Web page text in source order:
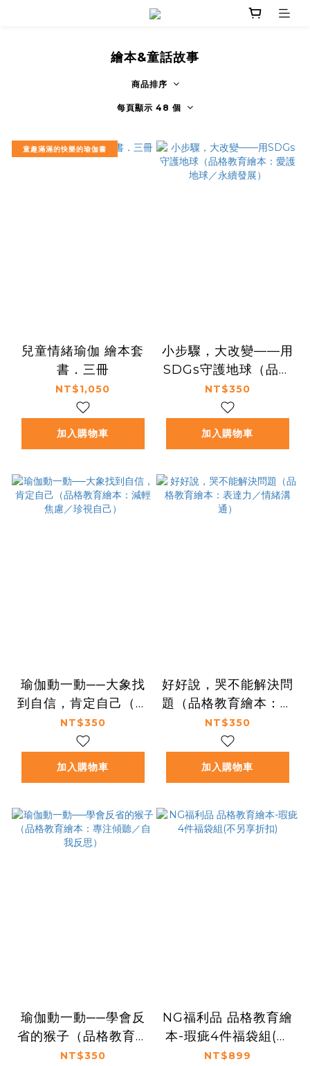
繪本&童話故事
商品排序
每頁顯示 48 個
童趣滿滿的快樂的瑜伽書
兒童情緒瑜伽 繪本套
書．三冊
NT$1,050
加入購物車
小步驟，大改變——用
SDGs守護地球（品格
教育繪本：愛護地球／
永續發展）
NT$350
加入購物車
瑜伽動一動──大象找
到自信，肯定自己（品
格教育繪本：減輕焦慮
／珍視自己）
NT$350
加入購物車
好好說，哭不能解決問
題（品格教育繪本：表
達力／情緒溝通）
NT$350
加入購物車
瑜伽動一動──學會反
省的猴子（品格教育繪
本：專注傾聽／自我反
NT$350
NG福利品 品格教育繪
本-瑕疵4件福袋組(不
另享折扣)
NT$899